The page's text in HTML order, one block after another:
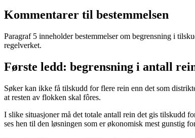
Kommentarer til bestemmelsen
Paragraf 5 inneholder bestemmelser om begrensning i
regelverket.
Første ledd: begrensning i antall
Søker kan ikke få tilskudd for flere rein enn det som
at resten av flokken skal fôres.
I slike situasjoner må det totale antall rein det gis tilskudd
ses hen til den løsningen som er økonomisk mest gunstig